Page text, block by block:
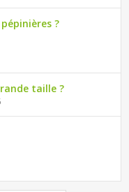
?
taille ?